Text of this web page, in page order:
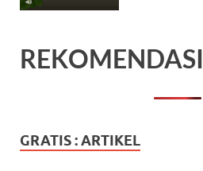
REKOMENDASI
GRATIS : ARTIKEL